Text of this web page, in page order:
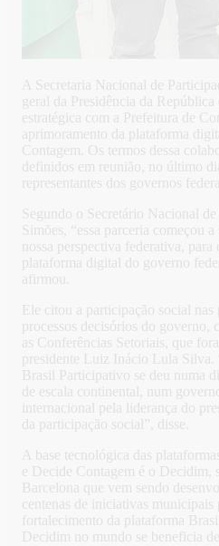
A Secretaria Nacional de
geral da Presidência da República
estratégica com a Prefeitura de
aprimoramento da plataforma
Contagem. Os termos dessa
definidos em reunião, no último
representantes dos governos
Segundo o Secretário Nacional
Simões, “essa parceria começou
nossa perspectiva federativa,
plataforma digital do governo
afirmou.
Ele citou a participação social
processos decisórios do
as Conferências Setoriais, que
presidente Luiz Inácio Lula Silva.
Brasil Participativo se deu numa
de escala continental, num
internacional pela liderança do
da participação social”, disse.
A base tecnológica das
e Decide Contagem é o Decidim,
Barcelona que vem sendo
centenas de iniciativas municipais
fortalecimento da plataforma
Decidim no mundo se beneficia